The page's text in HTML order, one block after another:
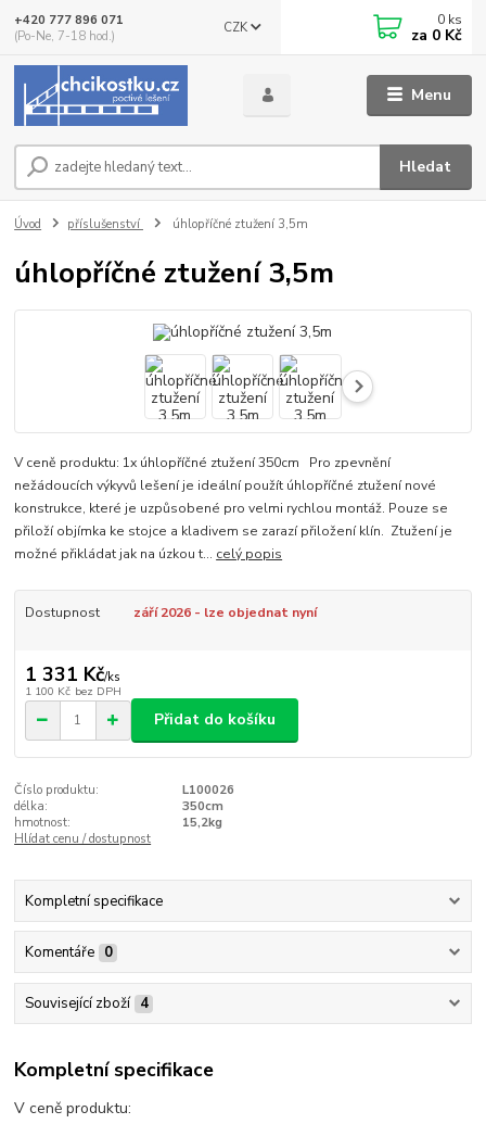
Menu
CZK
Hledat
+420 777 896 071
(Po-Ne, 7-18 hod.)
0 ks
za 0 Kč
Úvod příslušenství úhlopříčné ztužení 3,5m
úhlopříčné ztužení 3,5m
V ceně produktu: 1x úhlopříčné ztužení 350cm Pro zpevnění
nežádoucích výkyvů lešení je ideální použít úhlopříčné ztužení nové
konstrukce, které je uzpůsobené pro velmi rychlou montáž. Pouze se
přiloží objímka ke stojce a kladivem se zarazí přiložení klín. Ztužení je
možné přikládat jak na úzkou t... celý popis
Dostupnost září 2026 - lze objednat nyní
1 331 Kč/ks
1 100 Kč bez DPH
Přidat do košíku
Číslo produktu:
L100026
délka:
350cm
hmotnost:
15,2kg
Hlídat cenu / dostupnost
Kompletní specifikace
Komentáře 0
Související zboží 4
Kompletní specifikace
V ceně produktu: